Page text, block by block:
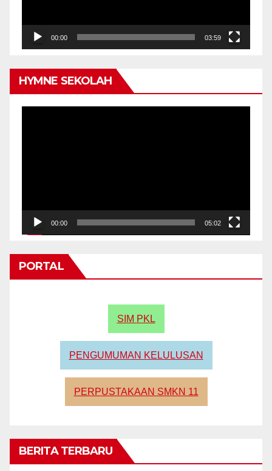
00:00 03:59
HYMNE SEKOLAH
00:00 05:02
PORTAL
SIM PKL
PENGUMUMAN KELULUSAN
PERPUSTAKAAN SMKN 11
BERITA TERBARU